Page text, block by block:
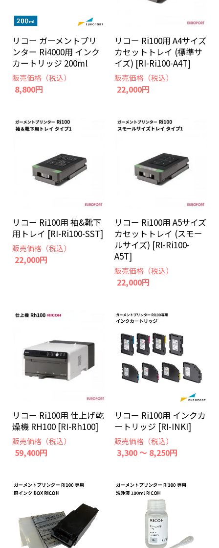
リコー ガーメントプリ
ンター Ri4000用 インク
カートリッジ 200ml
販売価格（税込）
8,800円
リコー Ri100用 A4サイズ
カセットトレイ (標準サ
イズ) [RI-Ri100-A4T]
販売価格（税込）
22,000円
リコー Ri100用 袖&靴下
用トレイ [RI-Ri100-SST]
販売価格（税込）
22,000円
リコー Ri100用 A5サイズ
カセットトレイ (スモー
ルサイズ) [RI-Ri100-
A5T]
販売価格（税込）
22,000円
リコー Ri100用 仕上げ乾
燥機 RH100 [RI-Rh100]
販売価格（税込）
59,400円
リコー Ri100用 インクカ
ートリッジ [RI-INKI]
販売価格（税込）
3,300 ～ 8,250円